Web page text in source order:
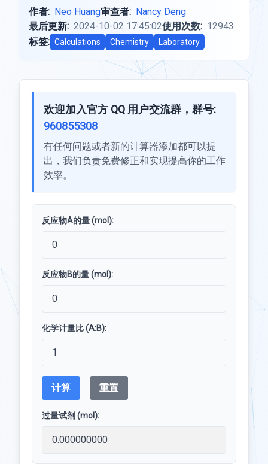
作者: Neo Huang审查者: Nancy Deng
最后更新: 2024-10-02 17:45:02使用次数: 12943
标签: Calculations Chemistry Laboratory
欢迎加入官方 QQ 用户交流群，群号:
960855308
有任何问题或者新的计算器添加都可以提
出，我们负责免费修正和实现提高你的工作
效率。
反应物A的量 (mol):
反应物B的量 (mol):
化学计量比 (A:B):
计算 重置
过量试剂 (mol):